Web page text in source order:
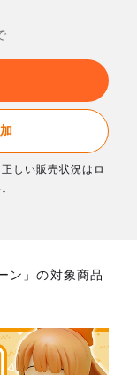
しい販売状況はロ
ン」の対象商品